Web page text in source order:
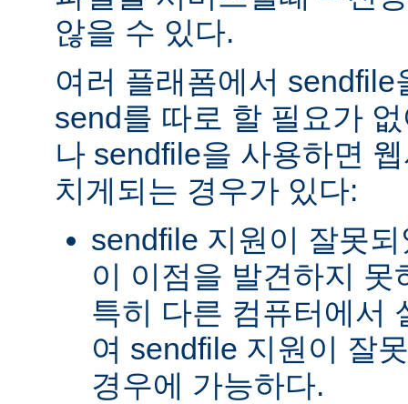
않을 수 있다.
여러 플래폼에서
send를 따로 할 필요가
나 sendfile을 사용하면
치게되는 경우가 있다:
sendfile 지원이 잘못
이 이점을 발견하지
특히 다른 컴퓨터에서
여 sendfile 지원이 잘
경우에 가능하다.